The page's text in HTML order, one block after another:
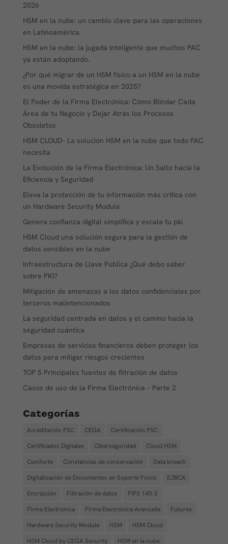
2026
HSM en la nube: un cambio clave para las operaciones
en Latinoamérica
HSM en la nube: la jugada inteligente que muchos PAC
ya están adoptando.
¿Por qué migrar de un HSM físico a un HSM en la nube
es una movida estratégica en 2025?
El Poder de la Firma Electrónica: Cómo Blindar Cada
Área de tu Negocio y Dejar Atrás los Procesos
Obsoletos
HSM CLOUD- La solución HSM en la nube que todo PAC
necesita
La Evolución de la Firma Electrónica: Un Salto hacia la
Eficiencia y Seguridad
Eleva la protección de tu información más crítica con
un Hardware Security Module
Genera confianza digital simplifica y escala tu pki
HSM Cloud una solución segura para la gestión de
datos sensibles en la nube
Infraestructura de Llave Pública ¿Qué debo saber
sobre PKI?
Mitigación de amenazas a los datos confidenciales por
terceros malintencionados
La seguridad centrada en datos y el camino hacia la
seguridad cuántica
Empresas de servicios financieros deben proteger los
datos para mitigar riesgos crecientes
TOP 5 Principales fuentes de filtración de datos
Casos de uso de la Firma Electrónica – Parte 2
Categorías
Acreditación PSC CEGA
Certificación PSC
Certificados Digitales
Ciberseguridad
Cloud HSM
Comforte
Constancias de conservación
Data breach
Digitalización de Documentos en Soporte Físico
EJBCA
Encripción
Filtración de datos
FIPS 140-2
Firma Electrónica
Firma Electrónica Avanzada
Futurex
Hardware Security Module
HSM
HSM Cloud
HSM Cloud by CEGA Security
HSM en la nube